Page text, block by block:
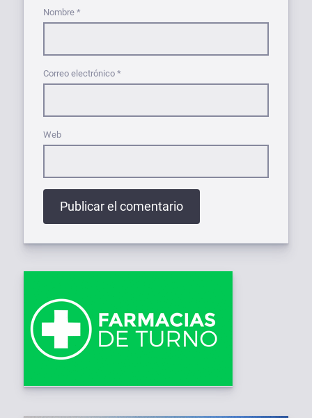
Nombre *
Correo electrónico *
Web